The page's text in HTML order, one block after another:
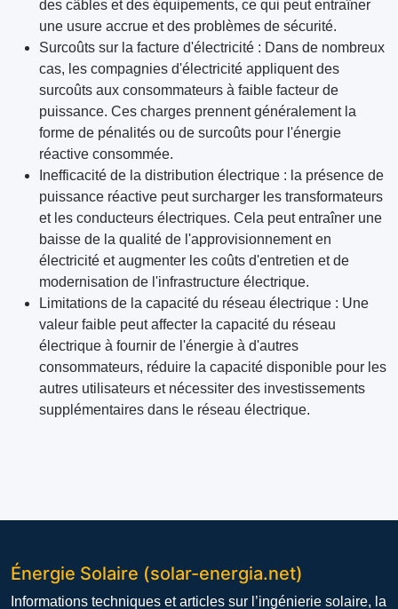
des câbles et des équipements, ce qui peut entraîner
une usure accrue et des problèmes de sécurité.
Surcoûts sur la facture d'électricité : Dans de nombreux
cas, les compagnies d'électricité appliquent des
surcoûts aux consommateurs à faible facteur de
puissance. Ces charges prennent généralement la
forme de pénalités ou de surcoûts pour l'énergie
réactive consommée.
Inefficacité de la distribution électrique : la présence de
puissance réactive peut surcharger les transformateurs
et les conducteurs électriques. Cela peut entraîner une
baisse de la qualité de l'approvisionnement en
électricité et augmenter les coûts d'entretien et de
modernisation de l'infrastructure électrique.
Limitations de la capacité du réseau électrique : Une
valeur faible peut affecter la capacité du réseau
électrique à fournir de l'énergie à d'autres
consommateurs, réduire la capacité disponible pour les
autres utilisateurs et nécessiter des investissements
supplémentaires dans le réseau électrique.
Énergie Solaire (solar-energia.net)
Informations techniques et articles sur l’ingénierie solaire, la